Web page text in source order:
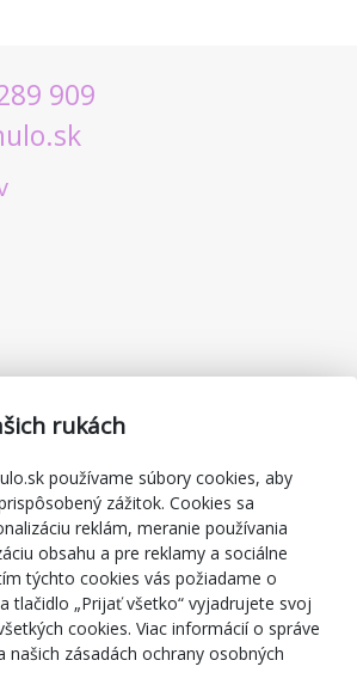
909
GDPR
rukách
používame súbory cookies, aby
zážitok. Cookies sa
reklám, meranie používania
obsahu a pre reklamy a sociálne
týchto cookies vás požiadame o
tlačidlo „Prijať všetko“ vyjadrujete svoj
cookies. Viac informácií o správe
našich zásadách ochrany osobných